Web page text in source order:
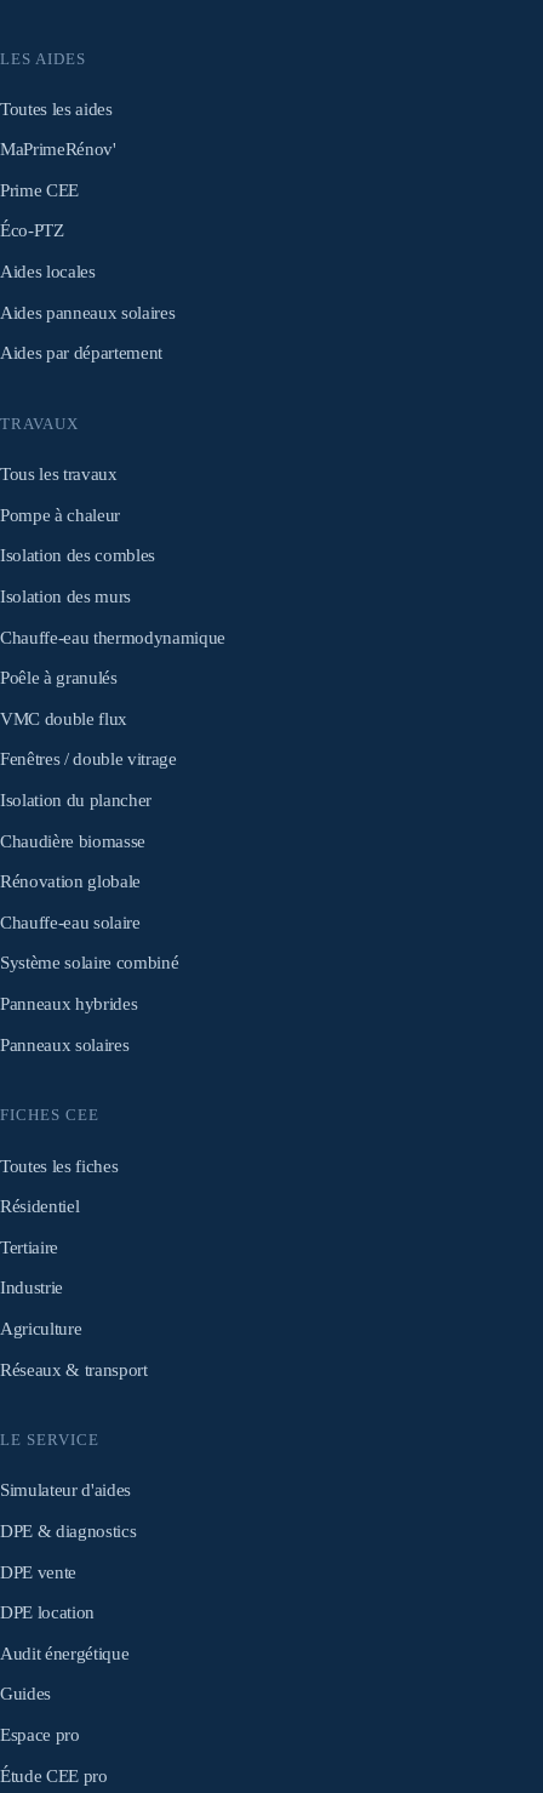
LES AIDES
Toutes les aides
MaPrimeRénov'
Prime CEE
Éco-PTZ
Aides locales
Aides panneaux solaires
Aides par département
TRAVAUX
Tous les travaux
Pompe à chaleur
Isolation des combles
Isolation des murs
Chauffe-eau thermodynamique
Poêle à granulés
VMC double flux
Fenêtres / double vitrage
Isolation du plancher
Chaudière biomasse
Rénovation globale
Chauffe-eau solaire
Système solaire combiné
Panneaux hybrides
Panneaux solaires
FICHES CEE
Toutes les fiches
Résidentiel
Tertiaire
Industrie
Agriculture
Réseaux & transport
LE SERVICE
Simulateur d'aides
DPE & diagnostics
DPE vente
DPE location
Audit énergétique
Guides
Espace pro
Étude CEE pro